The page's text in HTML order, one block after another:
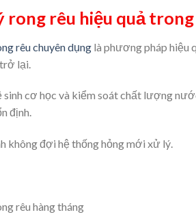
rong rêu hiệu quả
rêu chuyên dụng là phương pháp hiệu
lại.
sinh cơ học và kiểm soát chất lượng
định.
không đợi hệ thống hỏng mới xử lý.
rêu hàng tháng